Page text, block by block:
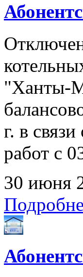
"Ханты-
г. в
работ с
30 июня